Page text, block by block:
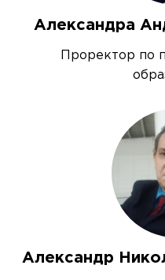
Александра
Проректор по
Александр